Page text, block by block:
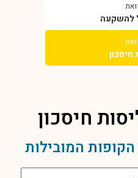
להשקעה
חיסכון
חיסכון
המובילות